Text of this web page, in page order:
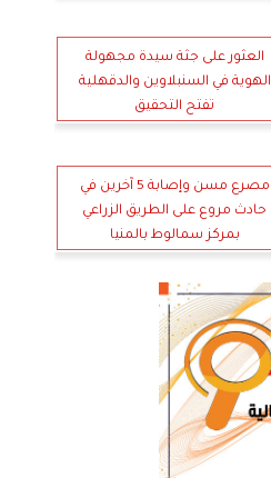
العثور على جثة سيدة مجهولة
الهوية في السنبلاوين والدقهلية
تفتح التحقيق
مصرع مسن وإصابة 5 آخرين في
حادث مروع على الطريق الزراعي
بمركز سمالوط بالمنيا